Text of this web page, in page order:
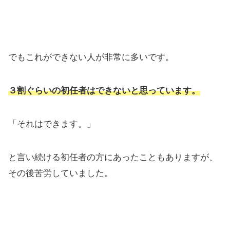
でもこれができない人が非常に多いです。
３割ぐらいの初任者はできないと思っています。
「それはできます。」
と言い続ける初任者の方にあったこともありますが、
その後苦労していました。